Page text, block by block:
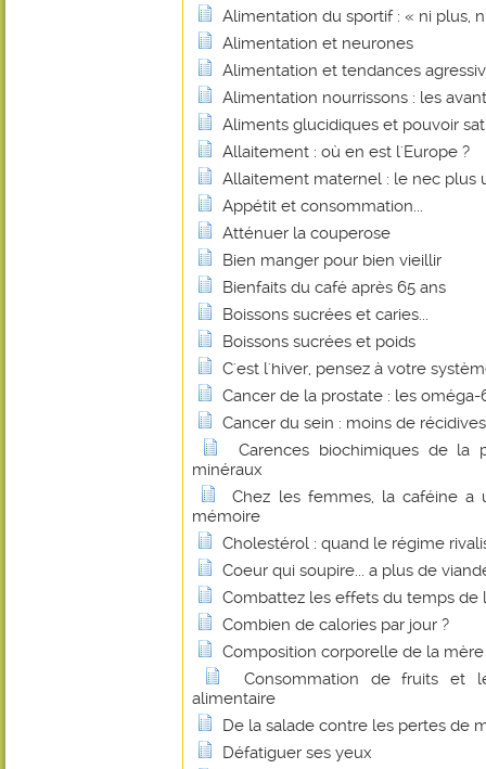
Alimentation du sportif : « ni plus,
Alimentation et neurones
Alimentation et tendances
Alimentation nourrissons : les
Aliments glucidiques et pouvoir
Allaitement : où en est l'Europe ?
Allaitement maternel : le nec plus
Appétit et consommation...
Atténuer la couperose
Bien manger pour bien vieillir
Bienfaits du café après 65 ans
Boissons sucrées et caries...
Boissons sucrées et poids
C'est l'hiver, pensez à votre
Cancer de la prostate : les oméga-
Cancer du sein : moins de
Carences biochimiques de la
minéraux
Chez les femmes, la caféine
mémoire
Cholestérol : quand le régime
Coeur qui soupire... a plus de
Combattez les effets du temps de
Combien de calories par jour ?
Composition corporelle de la
Consommation de fruits et
alimentaire
De la salade contre les pertes de
Défatiguer ses yeux